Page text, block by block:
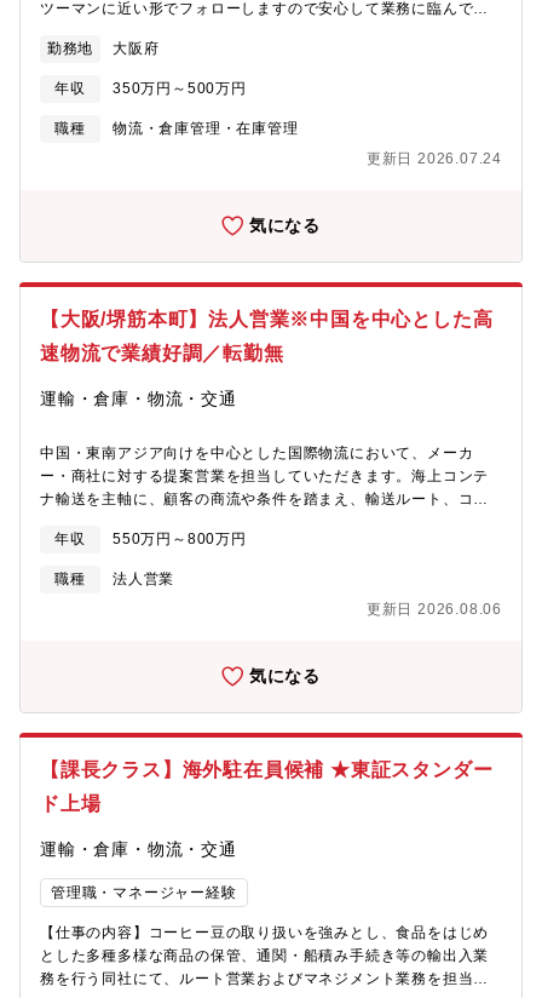
あたり、IE（Industrial Engineering）等の科学的/論理的な手法
て、自部門だけでなく拠点/現場のエンジニアリング人材をOJTで
育成のしくみの構築と実践●この仕事を通じて得られること・物流
を基軸としたエンジニアリングスキル（手法/推進ノウハウ）の体
能と一体のプロジェクトで改革推進を通じて、マネジメントスキ
え、思いやりを持って、時には優しく、時には厳しく、わいわい
がやがや/侃々諤々やっています。●キャリアパス現在は国内拠点
を中心とした活動ですが、中長期では中国/東南アジアなどの海外
での活動を考えています加えて、完成品物流を中心とした活動か
ツーマンに近い形でフォローしますので安心して業務に臨んでい
整・出荷内容の確認および出荷指示・配送スケジュール調整・社
内関係部署との連絡、調整【慣れてきたらお任せする業務】営業
倉庫の在庫管理・棚卸業務のサポート・路線便業務の理解、運
用・フォークリフト作業担当者との連携、業務サポート【将来的
調整・運送業務全般の効率化・運賃、倉庫費用の交渉【求める人
できる方・物流業務の知識を幅広く身につけたい方【入社後の流
れ】物流の知識や経験は入社後に身につけられます。丁寧にサポ
ートするので安心して働けます！まずはOJTでチャーター便手配
業務からスタートし、段階的に業務の幅を広げていきます。将来
的には物流部門の中心メンバーとして活躍できる環境です。【業
界の特徴】公共・インフラ整備、プラント、物流施設、展示場な
ど建物の用途・敷地条件などに求められる内容は非常に多様で
事業で使用される仮設資材は幅広く採用されています。そのため
庫など向けの不燃不燃品の販売を行います。
勤務地 大阪府
年収 350万円～500万円
職種
物流・倉庫管理・在庫管理
更新日 2026.07.24
気になる
【大阪/堺筋本町】法人営業※中国を中心とした高
速物流で業績好調／転勤無
運輸・倉庫・物流・交通
中国・東南アジア向けを中心とした国際物流において、メーカ
ー・商社に対する提案営業を担当していただきます。海上コンテ
ナ輸送を主軸に、顧客の商流や条件を踏まえ、輸送ルート、コス
は】■既存顧客（メーカー・商社）を中心とした提案営業■顧客の
物流課題を踏まえた国際物流サービスの企画■提案■見積作成、条
件調整、社内外との連携など案件推進全般■貨物輸送に関わる各種
手続きや問い合わせ対応■（将来的に）後輩育成やチームを牽引す
し、顧客折衝から見積作成、社内外との調整までを一貫して担い
案件にも柔軟に対応します。本ポジションは即戦力としての活躍
候補としての役割を期待しています。【募集背景】事業拡大によ
る増員となります【配属先】営業部：12名※社長に非常に近いポ
年収 550万円～800万円
職種
法人営業
更新日 2026.08.06
気になる
【課長クラス】海外駐在員候補 ★東証スタンダー
ド上場
運輸・倉庫・物流・交通
管理職・マネージャー経験
【仕事の内容】コーヒー豆の取り扱いを強みとし、食品をはじめ
とした多種多様な商品の保管、通関・船積み手続き等の輸出入業
務を行う同社にて、ルート営業およびマネジメント業務を担当し